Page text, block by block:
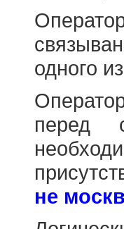
одного
перед
не